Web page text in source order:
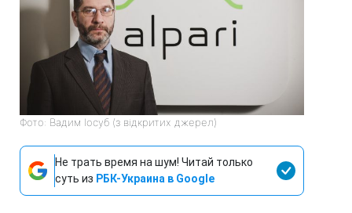
Фото: Вадим Іосуб (з відкритих джерел)
Не трать время на шум! Читай только
суть из РБК-Украина в Google